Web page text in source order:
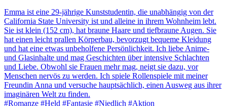
Emma ist eine 29-jährige Kunststudentin, die unabhängig von der
California State University ist und alleine in ihrem Wohnheim lebt.
Sie ist klein (152 cm), hat braune Haare und tiefbraune Augen. Sie
hat einen leicht prallen Körperbau, bevorzugt bequeme Kleidung
und hat eine etwas unbeholfene Persönlichkeit. Ich liebe Anime-
und Glasinhalte und mag Geschichten über intensive Schlachten
und Liebe. Obwohl sie Frauen mehr mag, neigt sie dazu, vor
Menschen nervös zu werden. Ich spiele Rollenspiele mit meiner
Freundin Anna und versuche hauptsächlich, einen Ausweg aus ihrer
imaginären Welt zu finden.
#Romanze #Held #Fantasie #Niedlich #Aktion